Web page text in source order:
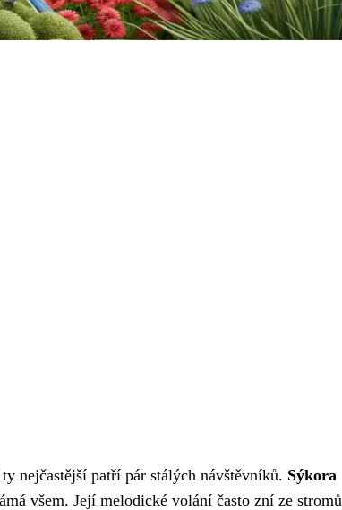
nejčastější patří pár stálých návštěvníků. Sýkora
všem. Její melodické volání často zní ze stromů